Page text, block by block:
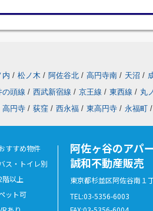
内 / 松ノ木 / 阿佐谷北 / 高円寺南 / 天沼 /
の頭線 / 西武新宿線 / 京王線 / 東西線 / 丸
高円寺 / 荻窪 / 西永福 / 東高円寺 / 永福町 /
すすめ物件
ス・トイレ別
階以上
ット可
阿佐ヶ谷のアパ
誠和不動産販売
東京都杉並区阿佐谷南
TEL:03-5356-6003